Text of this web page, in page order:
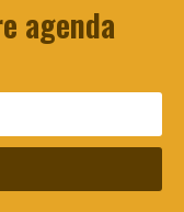
agenda